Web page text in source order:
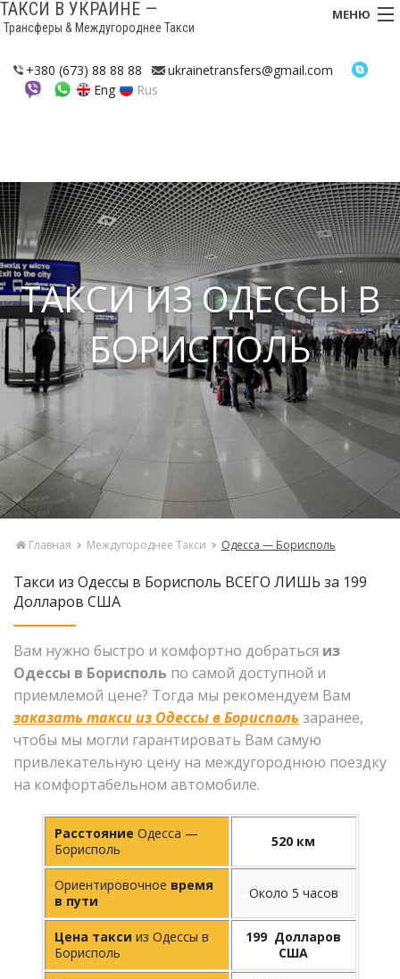
ТАКСИ В УКРАИНЕ —
Трансферы & Междугороднее Такси
МЕНЮ
ТРАНСФЕРЫ
МЕЖДУГОРОДНЕЕ ТАКСИ
ОБЗОРНЫЕ ТУРЫ
СОТРУДНИЧЕСТВО
КОНТАКТЫ
+380 (673) 88 88 88
ukrainetransfers@gmail.com
Eng
Rus
ТАКСИ ИЗ ОДЕССЫ В
БОРИСПОЛЬ
Главная Междугороднее Такси Одесса — Борисполь
Такси из Одессы в Борисполь ВСЕГО ЛИШЬ за 199
Долларов США
Вам нужно быстро и комфортно добраться из
Одессы в Борисполь по самой доступной и
приемлемой цене? Тогда мы рекомендуем Вам
заказать такси из Одессы в Борисполь заранее,
чтобы мы могли гарантировать Вам самую
привлекательную цену на междугороднюю поездку
на комфортабельном автомобиле.
Расстояние Одесса —
Борисполь
520 км
Ориентировочное время
в пути
Около 5 часов
Цена такси из Одессы в
Борисполь
199 Долларов
США